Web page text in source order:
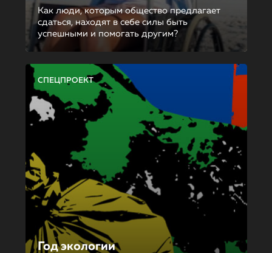
Как люди, которым общество предлагает
сдаться, находят в себе силы быть
успешными и помогать другим?
СПЕЦПРОЕКТ
Год экологии